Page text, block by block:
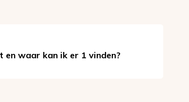
waar kan ik er 1 vinden?